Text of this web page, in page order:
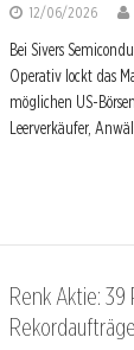
12/06/2026
Bei Sivers
Operativ lockt das
möglichen US-
Leerverkäufer,
Renk Aktie: